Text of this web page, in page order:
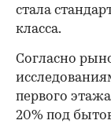
стала
класса.
Согласно
первого
20% под